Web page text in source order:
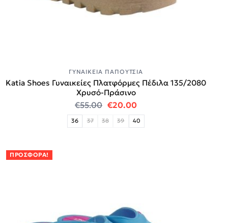
ΓΥΝΑΙΚΕΊΑ ΠΑΠΟΎΤΣΙΑ
Katia Shoes Γυναικείες Πλατφόρμες Πέδιλα 135/2080
Χρυσό-Πράσινο
€55.00 Original price was: €55.00.
€20.00Η τρέχουσα τιμή
36 37 38 39 40
ΠΡΟΣΦΟΡΆ!